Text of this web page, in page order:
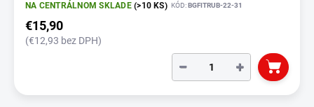
NA CENTRÁLNOM SKLADE(>10 KS) KÓD: BGFITRUB-22-31
€15,90
(€12,93 bez DPH)
+
−